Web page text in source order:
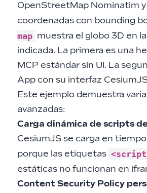
OpenStreetMap Nominatim
coordenadas con bounding
map muestra el globo 3D en
indicada. La primera es una
MCP estándar sin UI. La
App con su interfaz
Este ejemplo demuestra
avanzadas:
Carga dinámica de scripts
CesiumJS se carga en
porque las etiquetas
estáticas no funcionan en
Content Security Policy